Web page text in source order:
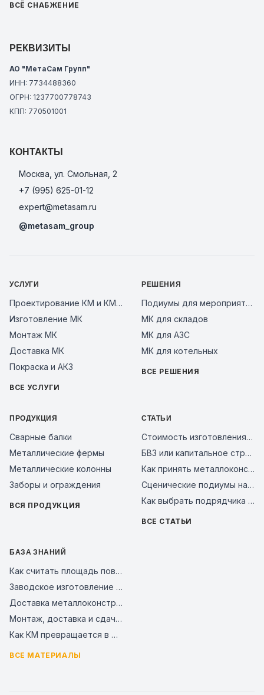
ВСЁ СНАБЖЕНИЕ
РЕКВИЗИТЫ
АО "МетаСам Групп"
ИНН: 7734488360
ОГРН: 1237700778743
КПП: 770501001
КОНТАКТЫ
Москва, ул. Смольная, 2
+7 (995) 625-01-12
expert@metasam.ru
@metasam_group
УСЛУГИ
Проектирование КМ и КМД
Изготовление МК
Монтаж МК
Доставка МК
Покраска и АКЗ
ВСЕ УСЛУГИ
РЕШЕНИЯ
Подиумы для мероприятий
МК для складов
МК для АЗС
МК для котельных
ВСЕ РЕШЕНИЯ
ПРОДУКЦИЯ
Сварные балки
Металлические фермы
Металлические колонны
Заборы и ограждения
ВСЯ ПРОДУКЦИЯ
СТАТЬИ
Стоимость изготовления металлоконструкций за тонну в 2026 году: из чего складывается цена и как сравнить предложения заводов
БВЗ или капитальное строительство: сравнение смет 2026
Как принять металлоконструкции на объекте: чек-лист входного контроля и типичные ошибки поставщиков в 2026 году
Сценические подиумы на металлическом каркасе: почему это надежное решение для мероприятий, бизнеса и уличных площадок
Как выбрать подрядчика на металлоконструкции в 2026 году: чек-лист проверки завода перед авансом
ВСЕ СТАТЬИ
БАЗА ЗНАНИЙ
Как считать площадь поверхности металлоконструкций для покраски и АКЗ
Заводское изготовление и контроль качества стальных конструкций
Доставка металлоконструкций на объект: как связать график отгрузки и монтаж
Монтаж, доставка и сдача металлокаркаса
Как КМ превращается в КМД для завода и монтажной площадки
ВСЕ МАТЕРИАЛЫ